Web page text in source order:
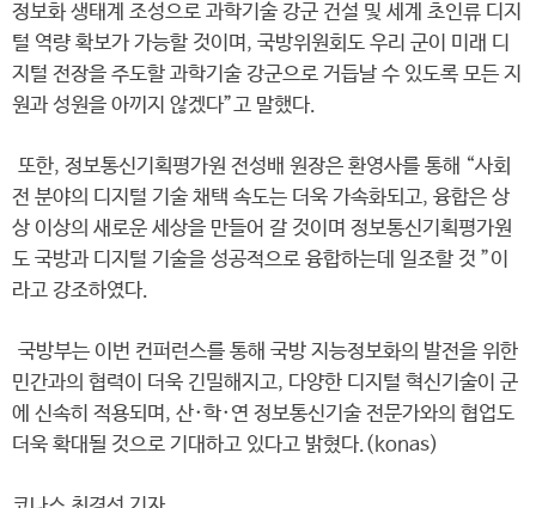
정보화 생태계 조성으로 과학기술 강군 건설 및 세계 초인류 디지
털 역량 확보가 가능할 것이며, 국방위원회도 우리 군이 미래 디
지털 전장을 주도할 과학기술 강군으로 거듭날 수 있도록 모든 지
원과 성원을 아끼지 않겠다”고 말했다.
또한, 정보통신기획평가원 전성배 원장은 환영사를 통해 “사회
전 분야의 디지털 기술 채택 속도는 더욱 가속화되고, 융합은 상
상 이상의 새로운 세상을 만들어 갈 것이며 정보통신기획평가원
도 국방과 디지털 기술을 성공적으로 융합하는데 일조할 것 ”이
라고 강조하였다.
국방부는 이번 컨퍼런스를 통해 국방 지능정보화의 발전을 위한
민간과의 협력이 더욱 긴밀해지고, 다양한 디지털 혁신기술이 군
에 신속히 적용되며, 산·학·연 정보통신기술 전문가와의 협업도
더욱 확대될 것으로 기대하고 있다고 밝혔다.(konas)